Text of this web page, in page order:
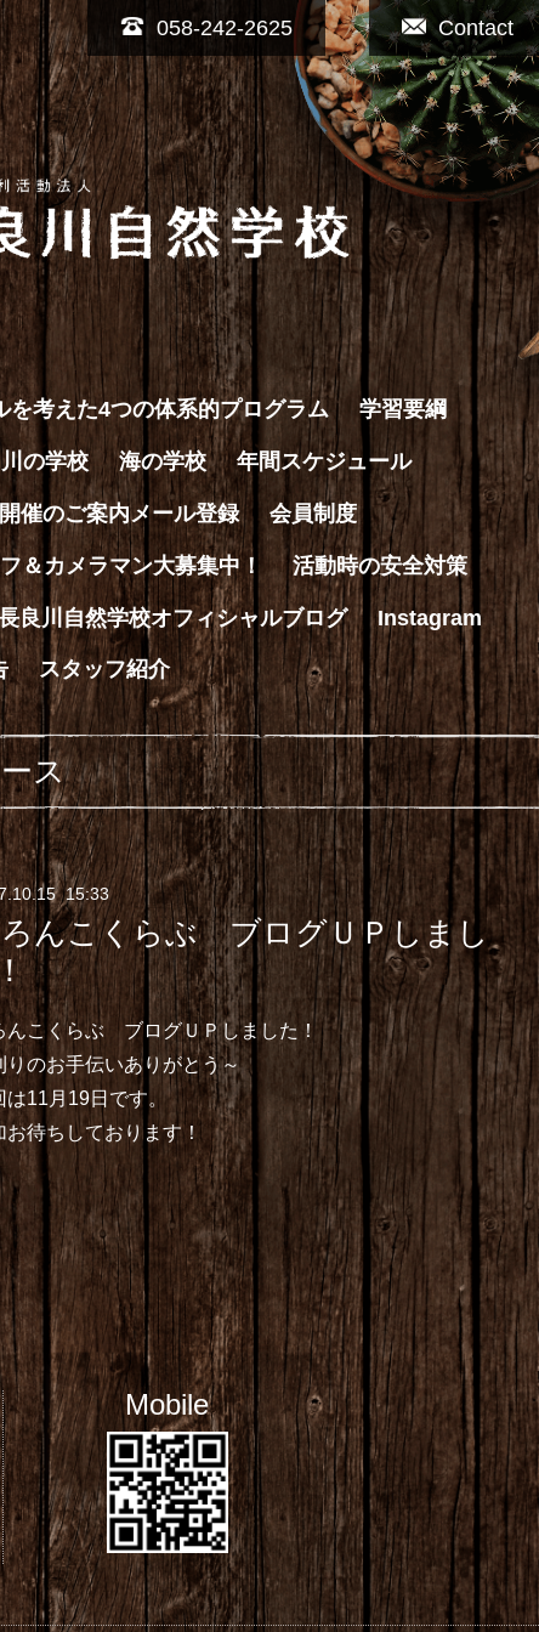
Contact
058-242-2625
を考えた4つの体系的プログラム 学習要綱
川の学校 海の学校 年間スケジュール
催のご案内メール登録 会員制度
＆カメラマン大募集中！ 活動時の安全対策
良川自然学校オフィシャルブログ Instagram
スタッフ紹介
ス
.10.15 15:33
んこくらぶ ブログＵＰしまし
んこくらぶ ブログＵＰしました！
りのお手伝いありがとう～
は11月19日です。
お待ちしております！
Mobile